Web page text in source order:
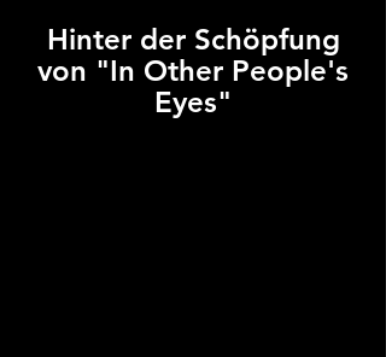
Hinter der Schöpfung
von "In Other People's
Eyes"